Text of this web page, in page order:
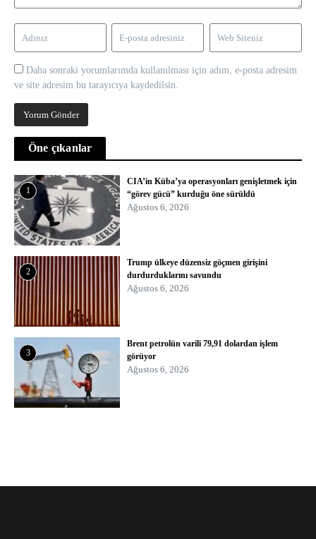
Daha sonraki yorumlarımda kullanılması için adım, e-posta adresim
ve site adresim bu tarayıcıya kaydedilsin.
Öne çıkanlar
1
CIA’in Küba’ya operasyonları genişletmek için
“görev gücü” kurduğu öne sürüldü
Ağustos 6, 2026
2
Trump ülkeye düzensiz göçmen girişini
durdurduklarını savundu
Ağustos 6, 2026
3
Brent petrolün varili 79,91 dolardan işlem
görüyor
Ağustos 6, 2026